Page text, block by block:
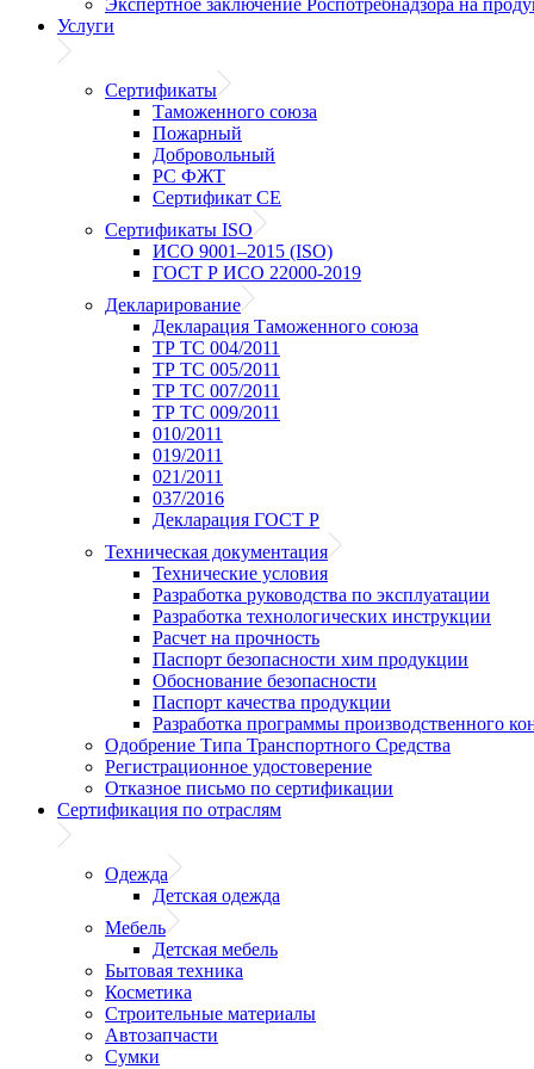
Экспертное заключение Роспотребнадзора на
Услуги
Сертификаты
Таможенного союза
Пожарный
Добровольный
РС ФЖТ
Сертификат CE
Сертификаты ISO
ИСО 9001–2015 (ISO)
ГОСТ Р ИСО 22000-2019
Декларирование
Декларация Таможенного союза
ТР ТС 004/2011
ТР ТС 005/2011
ТР ТС 007/2011
ТР ТС 009/2011
010/2011
019/2011
021/2011
037/2016
Декларация ГОСТ Р
Техническая документация
Технические условия
Разработка руководства по эксплуатации
Разработка технологических инструкции
Расчет на прочность
Паспорт безопасности хим продукции
Обоснование безопасности
Паспорт качества продукции
Разработка программы производственного
Одобрение Типа Транспортного Средства
Регистрационное удостоверение
Отказное письмо по сертификации
Сертификация по отраслям
Одежда
Детская одежда
Мебель
Детская мебель
Бытовая техника
Косметика
Строительные материалы
Автозапчасти
Сумки